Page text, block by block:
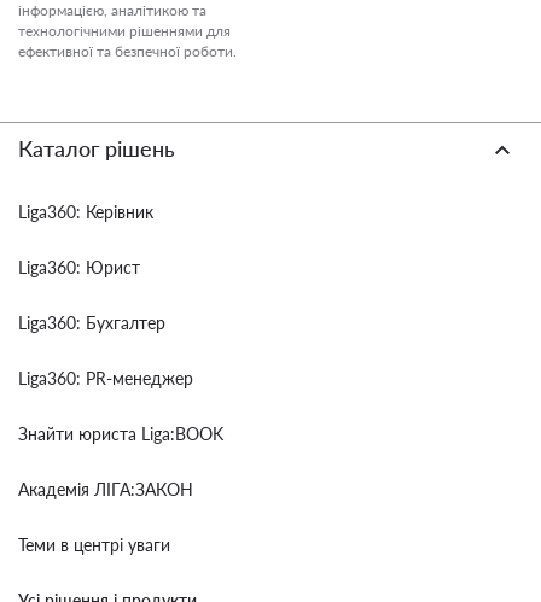
інформацією, аналітикою та
технологічними рішеннями для
ефективної та безпечної роботи.
Каталог рішень
Liga360: Керівник
Liga360: Юрист
Liga360: Бухгалтер
Liga360: PR-менеджер
Знайти юриста Liga:BOOK
Академія ЛІГА:ЗАКОН
Теми в центрі уваги